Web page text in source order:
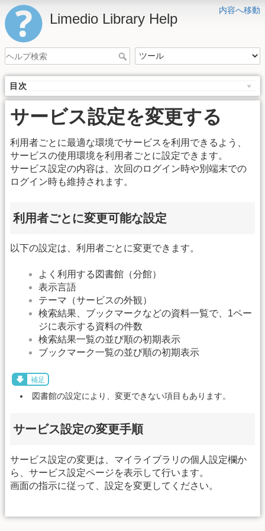
内容へ移動
Limedio Library Help
目次
サービス設定を変更する
利用者ごとに最適な環境でサービスを利用できるよう、
サービスの使用環境を利用者ごとに設定できます。
サービス設定の内容は、次回のログイン時や別端末での
ログイン時も維持されます。
利用者ごとに変更可能な設定
以下の設定は、利用者ごとに変更できます。
よく利用する図書館（分館）
表示言語
テーマ（サービスの外観）
検索結果、ブックマークなどの資料一覧で、1ペー
ジに表示する資料の件数
検索結果一覧の並び順の初期表示
ブックマーク一覧の並び順の初期表示
補足
図書館の設定により、変更できない項目もあります。
サービス設定の変更手順
サービス設定の変更は、マイライブラリの個人設定欄か
ら、サービス設定ページを表示して行います。
画面の指示に従って、設定を変更してください。